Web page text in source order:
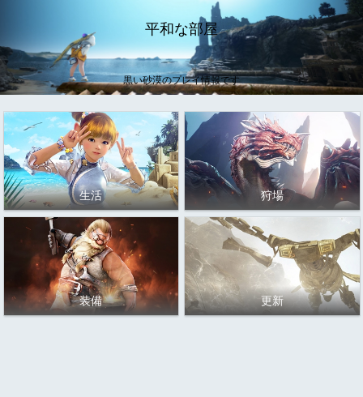
平和な部屋
黒い砂漠のプレイ情報です
生活 狩場
装備 更新